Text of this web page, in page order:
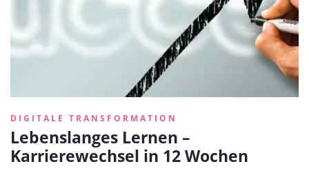
DIGITALE TRANSFORMATION
Lebenslanges Lernen –
Karrierewechsel in 12 Wochen